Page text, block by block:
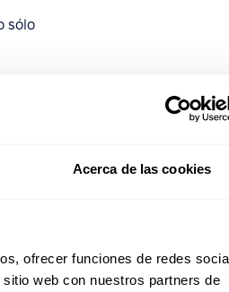
Acerca de las cookies
ofrecer funciones de redes
web con nuestros partners de
sólo